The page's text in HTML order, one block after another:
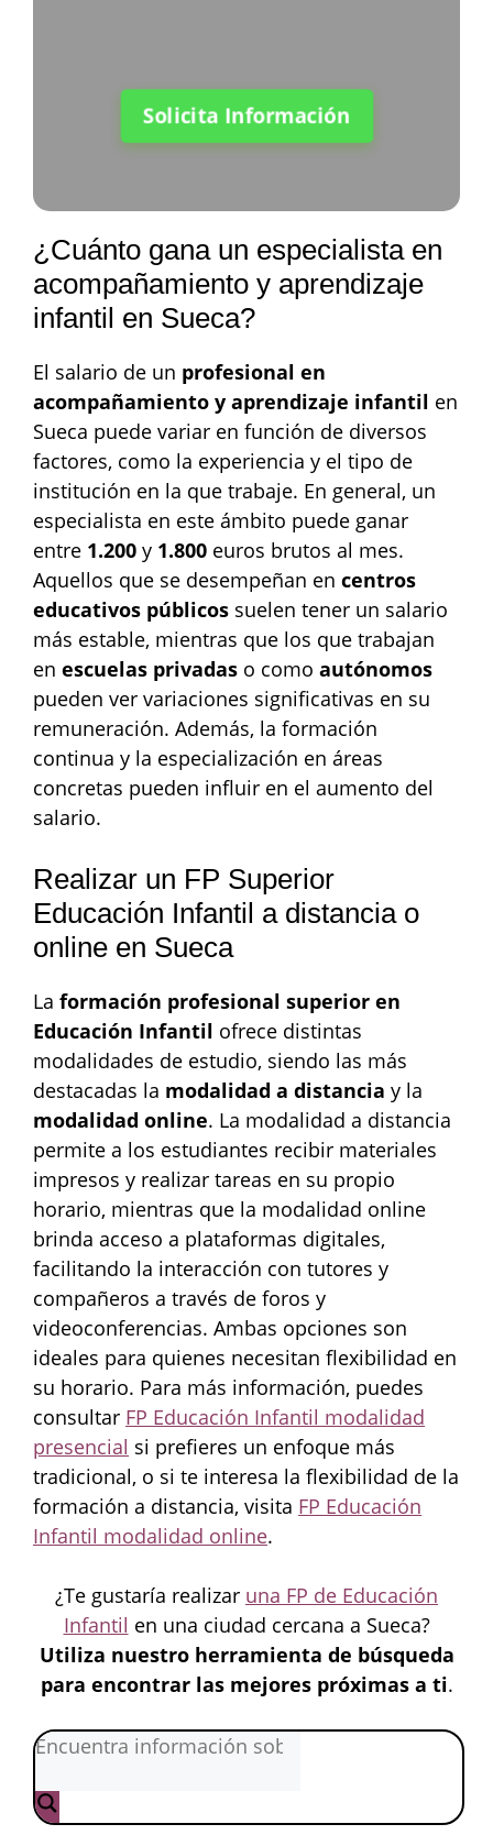
Solicita Información
¿Cuánto gana un especialista en
acompañamiento y aprendizaje
infantil en Sueca?
El salario de un profesional en
acompañamiento y aprendizaje infantil en
Sueca puede variar en función de diversos
factores, como la experiencia y el tipo de
institución en la que trabaje. En general, un
especialista en este ámbito puede ganar
entre 1.200 y 1.800 euros brutos al mes.
Aquellos que se desempeñan en centros
educativos públicos suelen tener un salario
más estable, mientras que los que trabajan
en escuelas privadas o como autónomos
pueden ver variaciones significativas en su
remuneración. Además, la formación
continua y la especialización en áreas
concretas pueden influir en el aumento del
salario.
Realizar un FP Superior
Educación Infantil a distancia o
online en Sueca
La formación profesional superior en
Educación Infantil ofrece distintas
modalidades de estudio, siendo las más
destacadas la modalidad a distancia y la
modalidad online. La modalidad a distancia
permite a los estudiantes recibir materiales
impresos y realizar tareas en su propio
horario, mientras que la modalidad online
brinda acceso a plataformas digitales,
facilitando la interacción con tutores y
compañeros a través de foros y
videoconferencias. Ambas opciones son
ideales para quienes necesitan flexibilidad en
su horario. Para más información, puedes
consultar FP Educación Infantil modalidad
presencial si prefieres un enfoque más
tradicional, o si te interesa la flexibilidad de la
formación a distancia, visita FP Educación
Infantil modalidad online.
¿Te gustaría realizar una FP de Educación
Infantil en una ciudad cercana a Sueca?
Utiliza nuestro herramienta de búsqueda
para encontrar las mejores próximas a ti.